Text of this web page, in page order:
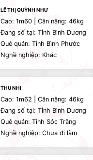
LÊ THỊ QUỲNH NHƯ
Cao: 1m60 | Cân nặng: 46kg
Đang số tại: Tỉnh Bình Dương
Quê quán: Tỉnh Bình Phước
Nghề nghiệp: Khác
THU NHI
Cao: 1m62 | Cân nặng: 46kg
Đang số tại: Tỉnh Bình Dương
Quê quán: Tỉnh Sóc Trăng
Nghề nghiệp: Chưa đi làm